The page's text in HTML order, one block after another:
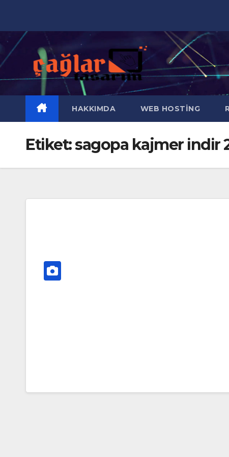
content
HAKKIMDA WEB HOSTING
Etiket:sagopa kajmer indir